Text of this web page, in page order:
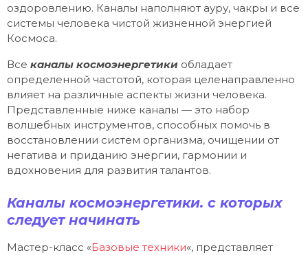
оздоровлению. Каналы наполняют ауру, чакры и все
системы человека чистой жизненной энергией
Космоса.
Все каналы космоэнергетики обладает
определенной частотой, которая целенаправленно
влияет на различные аспекты жизни человека.
Представленные ниже каналы — это набор
волшебных инструментов, способных помочь в
восстановлении систем организма, очищении от
негатива и приданию энергии, гармонии и
вдохновения для развития талантов.
Каналы космоэнергетики. с которых
следует начинать
Мастер-класс «Базовые техники«, представляет